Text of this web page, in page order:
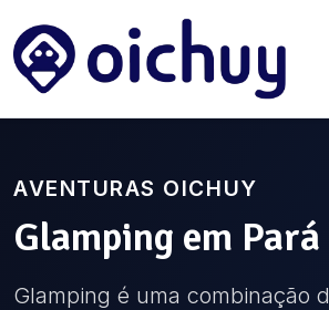
AVENTURAS OICHUY
Glamping em Pará
Glamping é uma combinação